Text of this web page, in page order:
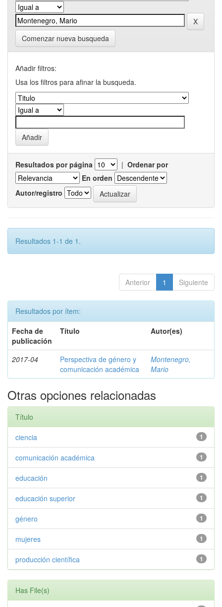
Comenzar nueva busqueda
Añadir filtros:
Usa los filtros para afinar la busqueda.
Resultados por página | Ordenar por
En orden
Autor/registro
Resultados 1-1 de 1.
Anterior 1 Siguiente
Resultados por ítem:
Fecha de
publicación
Título Autor(es)
2017-04
Perspectiva de género y
comunicación académica
Montenegro,
Mario
Otras opciones relacionadas
Título
1
ciencia
1
comunicación académica
1
educación
1
educación superior
1
género
1
mujeres
1
producción científica
Has File(s)